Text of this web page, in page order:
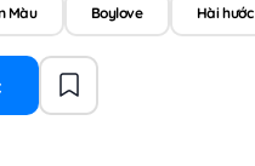
Màu Boylove Hài hước